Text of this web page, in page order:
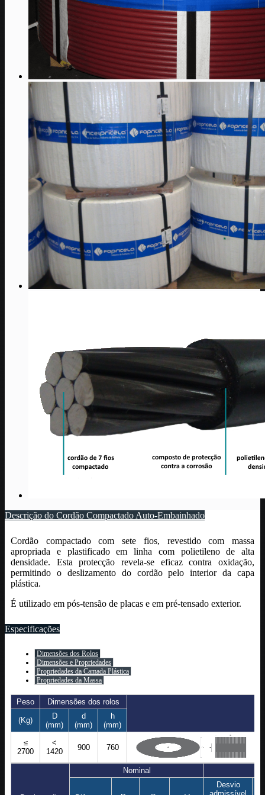
Descrição do Cordão Compactado Auto-Embainhado
Cordão compactado com sete fios, revestido com massa
apropriada e plastificado em linha com polietileno de alta
densidade. Esta protecção revela-se eficaz contra oxidação,
permitindo o deslizamento do cordão pelo interior da capa
plástica.
É utilizado em pós-tensão de placas e em pré-tensado exterior.
Especificações
Dimensões dos Rolos
Dimensões e Propriedades
Propriedades da Camada Plástica
Propriedades da Massa
Peso Dimensões dos rolos
(Kg)
D
(mm)
d
(mm)
h
(mm)
≤
2700
<
1420
900 760
Nominal
Desvio